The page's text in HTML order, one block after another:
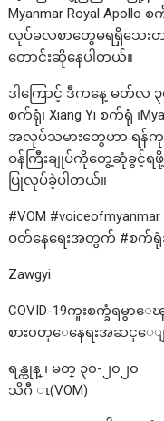
Myanmar Royal
လုပ်ခလစာတွေမရရှိသေးတ
တောင်းဆိုနေပါတယ်။
ဒါကြောင့် ဒီကနေ့ မတ်လ ၃၀
စက်ရုံ၊ Xiang Yi စက်ရုံ ၊
အလုပ်သမားတွေဟာ ရန်ကု
ဝန်ကြီးချုပ်ကိုတွေ့ဆုံခွင့်ရ
ပြုလုပ်ခဲ့ပါတယ်။
#VOM
ဝတ်နေရေးအတွက် #စက်ရုံ
Zawgyi
COVID-19ကူးစက္ခံရ
စား၀တ္ေနေရးအဆင္ေျ
ရန္ကုန္ ၊ မတ္ ၃၀-၂၀၂၀
သိဂီ ၤ(VOM)